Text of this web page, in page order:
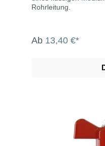
Rohrleitung.
Ab 13,40 €*